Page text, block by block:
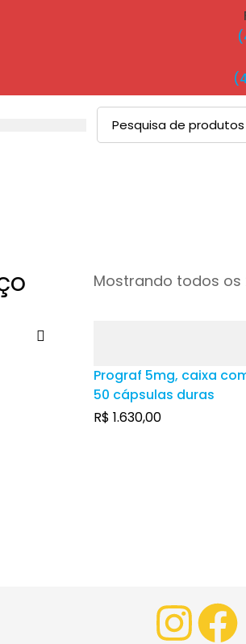
Mostrando todos os
Prograf 5mg, caixa
50 cápsulas duras
R$ 1.630,00